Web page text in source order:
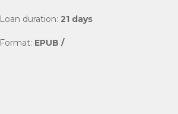
Loan duration: 21 days
Format: EPUB /